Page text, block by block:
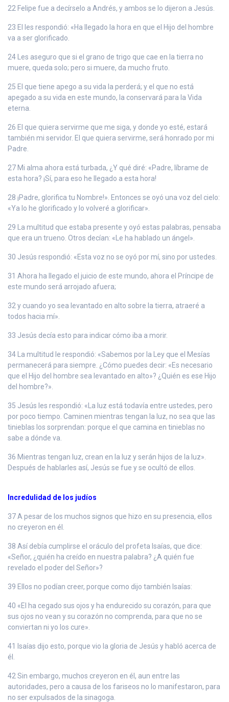
22 Felipe fue a decírselo a Andrés, y ambos se lo dijeron a Jesús.
23 El les respondió: «Ha llegado la hora en que el Hijo del hombre
va a ser glorificado.
24 Les aseguro que si el grano de trigo que cae en la tierra no
muere, queda solo; pero si muere, da mucho fruto.
25 El que tiene apego a su vida la perderá; y el que no está
apegado a su vida en este mundo, la conservará para la Vida
eterna.
26 El que quiera servirme que me siga, y donde yo esté, estará
también mi servidor. El que quiera servirme, será honrado por mi
Padre.
27 Mi alma ahora está turbada, ¿Y qué diré: «Padre, líbrame de
esta hora? ¡Sí, para eso he llegado a esta hora!
28 ¡Padre, glorifica tu Nombre!». Entonces se oyó una voz del cielo:
«Ya lo he glorificado y lo volveré a glorificar».
29 La multitud que estaba presente y oyó estas palabras, pensaba
que era un trueno. Otros decían: «Le ha hablado un ángel».
30 Jesús respondió: «Esta voz no se oyó por mí, sino por ustedes.
31 Ahora ha llegado el juicio de este mundo, ahora el Príncipe de
este mundo será arrojado afuera;
32 y cuando yo sea levantado en alto sobre la tierra, atraeré a
todos hacia mí».
33 Jesús decía esto para indicar cómo iba a morir.
34 La multitud le respondió: «Sabemos por la Ley que el Mesías
permanecerá para siempre. ¿Cómo puedes decir: «Es necesario
que el Hijo del hombre sea levantado en alto»? ¿Quién es ese Hijo
del hombre?».
35 Jesús les respondió: «La luz está todavía entre ustedes, pero
por poco tiempo. Caminen mientras tengan la luz, no sea que las
tinieblas los sorprendan: porque el que camina en tinieblas no
sabe a dónde va.
36 Mientras tengan luz, crean en la luz y serán hijos de la luz».
Después de hablarles así, Jesús se fue y se ocultó de ellos.
Incredulidad de los judíos
37 A pesar de los muchos signos que hizo en su presencia, ellos
no creyeron en él.
38 Así debía cumplirse el oráculo del profeta Isaías, que dice:
«Señor, ¿quién ha creído en nuestra palabra? ¿A quién fue
revelado el poder del Señor»?
39 Ellos no podían creer, porque como dijo también Isaías:
40 «El ha cegado sus ojos y ha endurecido su corazón, para que
sus ojos no vean y su corazón no comprenda, para que no se
conviertan ni yo los cure».
41 Isaías dijo esto, porque vio la gloria de Jesús y habló acerca de
él.
42 Sin embargo, muchos creyeron en él, aun entre las
autoridades, pero a causa de los fariseos no lo manifestaron, para
no ser expulsados de la sinagoga.